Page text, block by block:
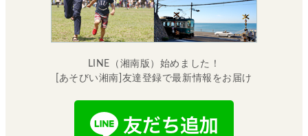
LINE（湘南版）始めました！
[あそびい湘南]友達登録で最新情報をお届け